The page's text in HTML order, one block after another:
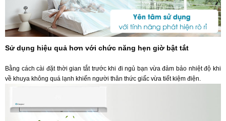
Sử dụng hiệu quả hơn với chức năng hẹn giờ bật tắt
Bằng cách cài đặt thời gian tắt trước khi đi ngủ bạn vừa đảm bảo nhiệt độ khi
về khuya không quá lạnh khiến người thân thức giấc vừa tiết kiệm điện.